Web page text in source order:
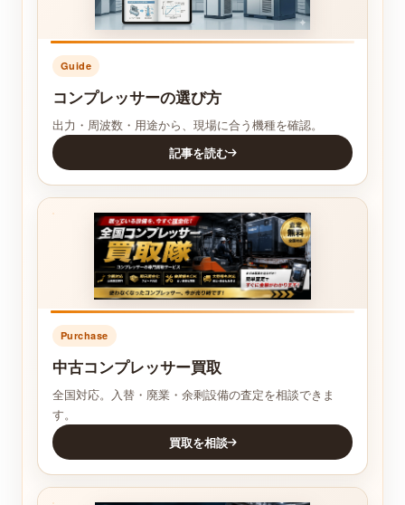
Guide
コンプレッサーの選び方
出力・周波数・用途から、現場に合う機種を確認。
記事を読む
Purchase
中古コンプレッサー買取
全国対応。入替・廃業・余剩設備の査定を相談できま
す。
買取を相談